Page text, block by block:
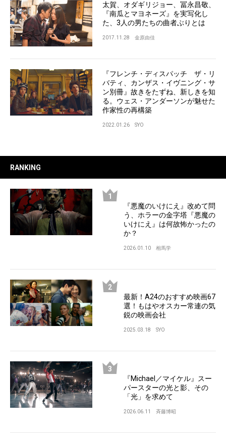
太賀、オダギリジョー、冨永昌敬、
『南瓜とマヨネーズ』を実写化し
た、3人の男たちの曲者ぶりとは
2017.11.28 金原由佳
『フレンチ・ディスパッチ ザ・リ
バティ、カンザス・イヴニング・サ
ン別冊』故きをたずね、新しきを知
る。ウェス・アンダーソンが魅せた
作家性の再構築
2022.01.26 SYO
RANKING
『悪魔のいけにえ』改めて問
う、ホラーの金字塔『悪魔の
いけにえ』は何故怖かったの
か？
2026.01.10 相馬学
最新！A24のおすすめ映画67
選！もはやオスカー常連の気
鋭の映画会社
2025.03.18 SYO
『Michael／マイケル』スー
パースターの光と影、その
「光」を求めて
2026.06.11 斉藤博昭